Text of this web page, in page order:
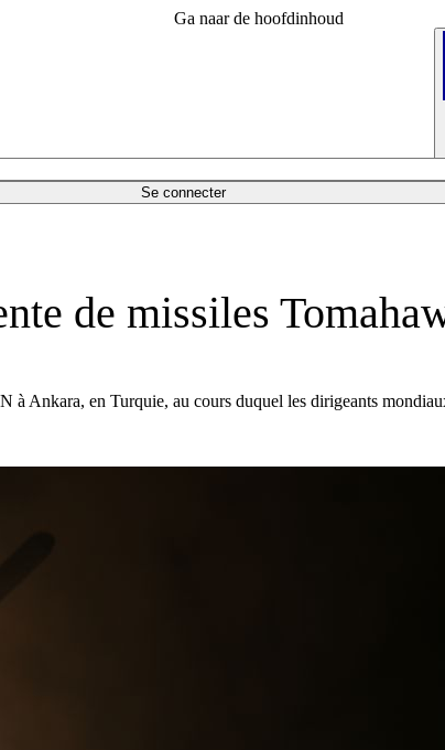
Ga naar de hoofdinhoud
Se connecter
de missiles
Ankara, en Turquie, au cours duquel les dirigeants